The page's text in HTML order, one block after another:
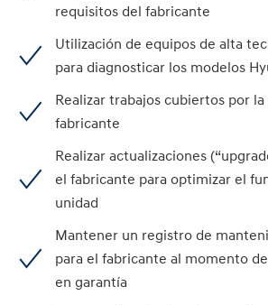
requisitos del fabricante
Utilización de equipos de alta
para diagnosticar los modelos
Realizar trabajos cubiertos por
fabricante
Realizar actualizaciones
el fabricante para optimizar el
unidad
Mantener un registro de
para el fabricante al momento
en garantía